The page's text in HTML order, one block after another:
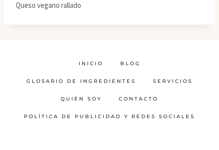
Queso vegano rallado
INICIO BLOG
GLOSARIO DE INGREDIENTES SERVICIOS
QUIÉN SOY CONTACTO
POLÍTICA DE PUBLICIDAD Y REDES SOCIALES